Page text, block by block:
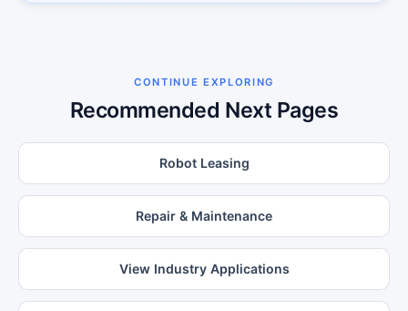
CONTINUE EXPLORING
Recommended Next Pages
Robot Leasing
Repair & Maintenance
View Industry Applications